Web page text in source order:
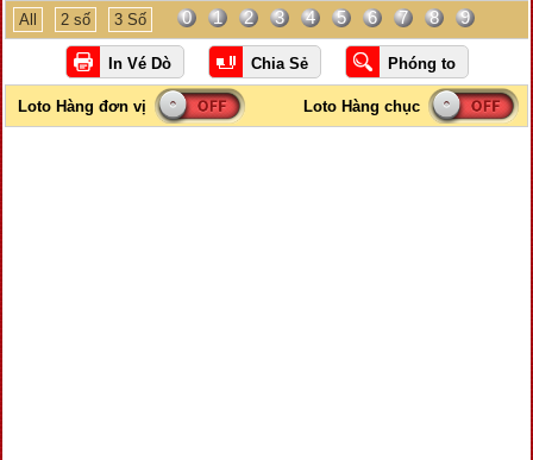
All 2 số 3 Số 0 1 2 3 4 5 6 7 8 9